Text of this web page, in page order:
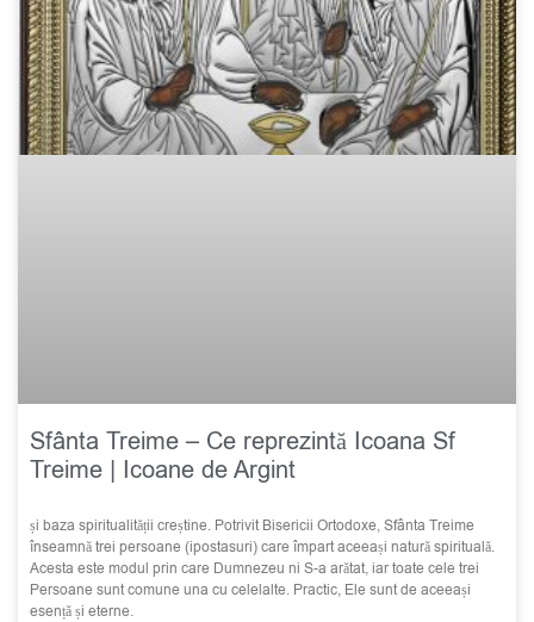
Sfânta Treime – Ce reprezintă Icoana Sf
Treime | Icoane de Argint
și baza spiritualității creștine. Potrivit Bisericii Ortodoxe, Sfânta Treime
înseamnă trei persoane (ipostasuri) care împart aceeași natură spirituală.
Acesta este modul prin care Dumnezeu ni S-a arătat, iar toate cele trei
Persoane sunt comune una cu celelalte. Practic, Ele sunt de aceeași
esență și eterne.